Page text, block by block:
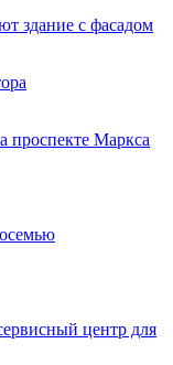
здание с фасадом
Маркса
центр для